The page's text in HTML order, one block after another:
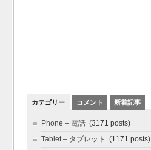
カテゴリー コメント 新着記事
Phone – 電話 (3171 posts)
Tablet – タブレット
(1171 posts)